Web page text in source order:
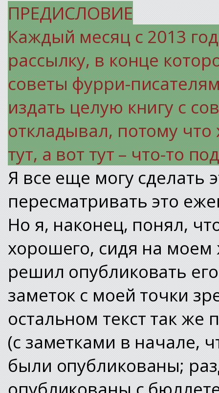
ПРЕДИСЛОВИЕ
Каждый месяц с 2013
рассылку, в конце
советы фурри-
издать целую книгу с
откладывал, потому что
тут, а вот тут – что-то
Я все еще могу сделать
пересматривать это
Но я, наконец, понял,
хорошего, сидя на моем
решил опубликовать
заметок с моей точки
остальном текст так
(с заметками в начале,
были опубликованы;